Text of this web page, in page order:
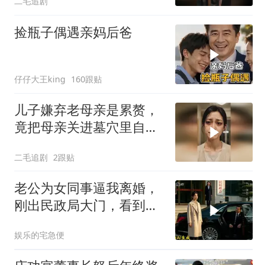
捡瓶子偶遇亲妈后爸
仔仔大王king 160跟贴
儿子嫌弃老母亲是累赘，
竟把母亲关进墓穴里自生
二毛追剧 2跟贴
老公为女同事逼我离婚，
刚出民政局大门，看到我
娱乐的宅急便